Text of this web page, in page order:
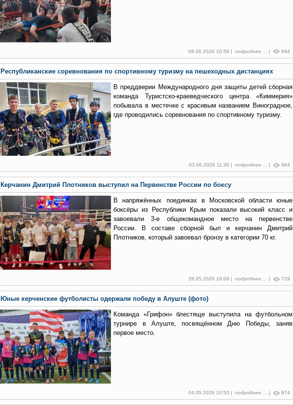
08.06.2026 10:59 | подробнее ... | 694
Республиканские соревнования по спортивному туризму на пешеходных дистанциях
В преддверии Международного дня защиты детей сборная
команда Туристско-краеведческого центра «Киммерия»
побывала в местечке с красивым названием Виноградное,
где проводились соревнования по спортивному туризму.
03.06.2026 11:30 | подробнее ... 864
Керчанин Дмитрий Плотников выступил на Первенстве России по боксу
В напряжённых поединках в Московской области юные
боксёры из Республики Крым показали высокий класс и
завоевали 3-е общекомандное место на первенстве
России. В составе сборной был и керчанин Дмитрий
Плотников, который завоевал бронзу в категории 70 кг.
28.05.2026 16:09 | подробнее ... | 729
Юные керченские футболисты одержали победу в Алуште (фото)
Команда «Грифон» блестяще выступила на футбольном
турнире в Алуште, посвящённом Дню Победы, заняв
первое место.
04.05.2026 10:53 | подробнее ... | 974